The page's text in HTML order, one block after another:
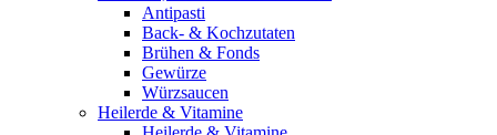
Antipasti
Back- & Kochzutaten
Brühen & Fonds
Gewürze
Würzsaucen
Heilerde & Vitamine